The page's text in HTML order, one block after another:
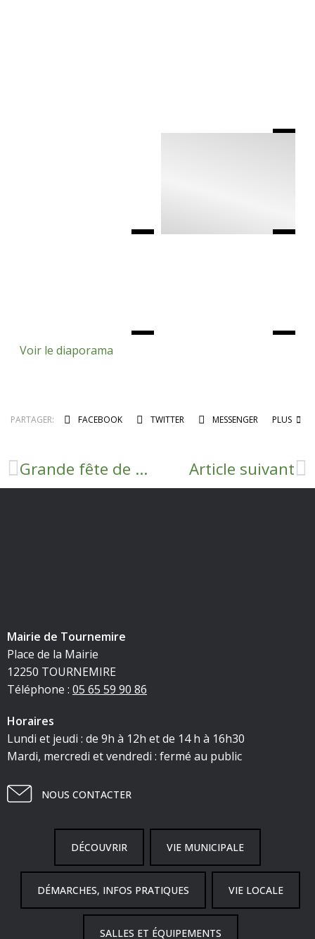
Voir le diaporama
PARTAGER: FACEBOOK TWITTER MESSENGER PLUS
Grande fête de Tournemire Article suivant
Mairie de Tournemire
Place de la Mairie
12250 TOURNEMIRE
Téléphone : 05 65 59 90 86
Horaires
Lundi et jeudi : de 9h à 12h et de 14 h à 16h30
Mardi, mercredi et vendredi : fermé au public
NOUS CONTACTER
DÉCOUVRIR VIE MUNICIPALE
DÉMARCHES, INFOS PRATIQUES VIE LOCALE
SALLES ET ÉQUIPEMENTS